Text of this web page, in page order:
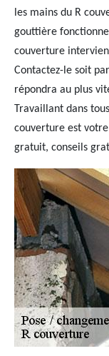
les mains du R
gouttière
couverture
Contactez-le soit
répondra au plus
Travaillant dans
couverture est
gratuit, conseils